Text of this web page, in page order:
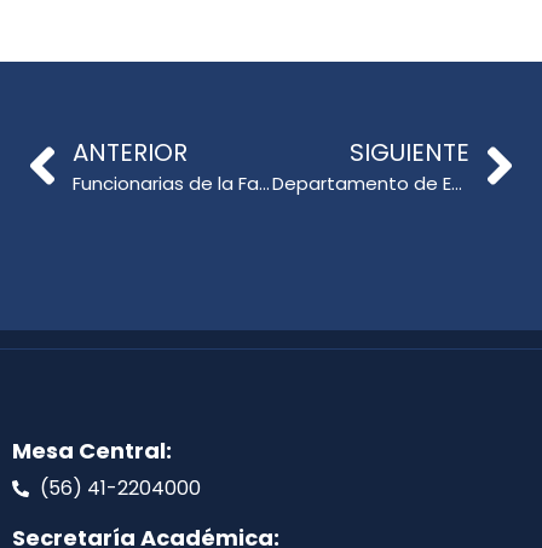
ANTERIOR
Funcionarias de la Facultad de Educación se certifican en curso de Primeros Auxilios en Contexto Universitario del programa “UdeC te Acompaña”
SIGUIENTE
Departamento de Educación Física participa en celebración del Día Mundial del Olimpismo en Talcahuano
Mesa Central:
(56) 41-2204000
Secretaría Académica: